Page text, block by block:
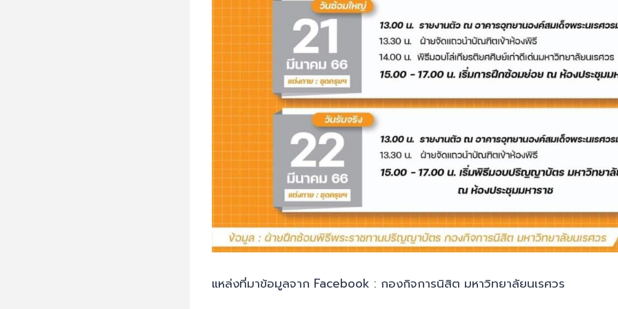
แหล่งที่มาข้อมูลจาก Facebook : กองกิจการนิสิต มหาวิทยาลัยนเรศวร